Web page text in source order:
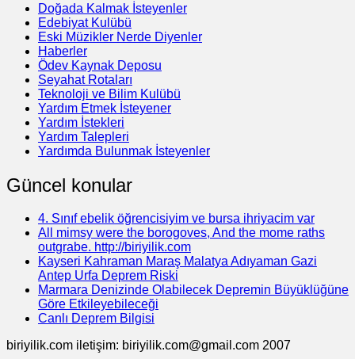
Doğada Kalmak İsteyenler
Edebiyat Kulübü
Eski Müzikler Nerde Diyenler
Haberler
Ödev Kaynak Deposu
Seyahat Rotaları
Teknoloji ve Bilim Kulübü
Yardım Etmek İsteyener
Yardım İstekleri
Yardım Talepleri
Yardımda Bulunmak İsteyenler
Güncel konular
4. Sınıf ebelik öğrencisiyim ve bursa ihriyacim var
All mimsy were the borogoves, And the mome raths
outgrabe. http://biriyilik.com
Kayseri Kahraman Maraş Malatya Adıyaman Gazi
Antep Urfa Deprem Riski
Marmara Denizinde Olabilecek Depremin Büyüklüğüne
Göre Etkileyebileceği
Canlı Deprem Bilgisi
biriyilik.com iletişim: biriyilik.com@gmail.com 2007